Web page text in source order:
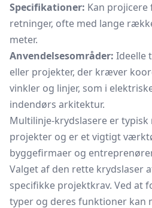
Specifikationer: Kan
retninger, ofte med lange
meter.
Anvendelsesområder: Ideelle
eller projekter, der kræver
vinkler og linjer, som i
indendørs arkitektur.
Multilinje-krydslasere er
projekter og er et vigtigt
byggefirmaer og
Valget af den rette krydslaser
specifikke projektkrav. Ved at
typer og deres funktioner kan